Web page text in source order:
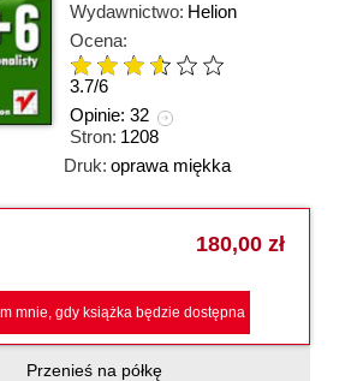
Wydawnictwo: Helion
Ocena:
3.7/6
Opinie: 32
Stron: 1208
Druk: oprawa miękka
180,00 zł
mnie, gdy książka będzie dostępna
Przenieś na półkę